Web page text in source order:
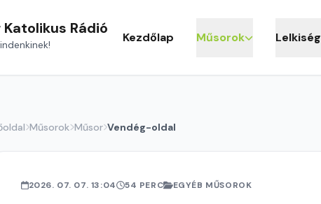
Katolikus Rádió
Kezdőlap Műsorok Lelkiség
Műsorok Műsor Vendég-oldal
2026. 07. 07. 13:04 54 PERC EGYÉB MŰSOROK